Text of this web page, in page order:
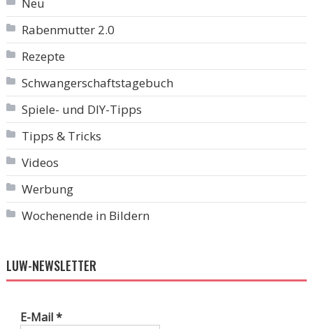
Rabenmutter 2.0
Rezepte
Schwangerschaftstagebuch
Spiele- und DIY-Tipps
Tipps & Tricks
Videos
Werbung
Wochenende in Bildern
LUW-NEWSLETTER
E-Mail*